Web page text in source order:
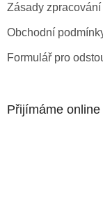
Zásady
Obchodní
Formulář pro
Přijímáme